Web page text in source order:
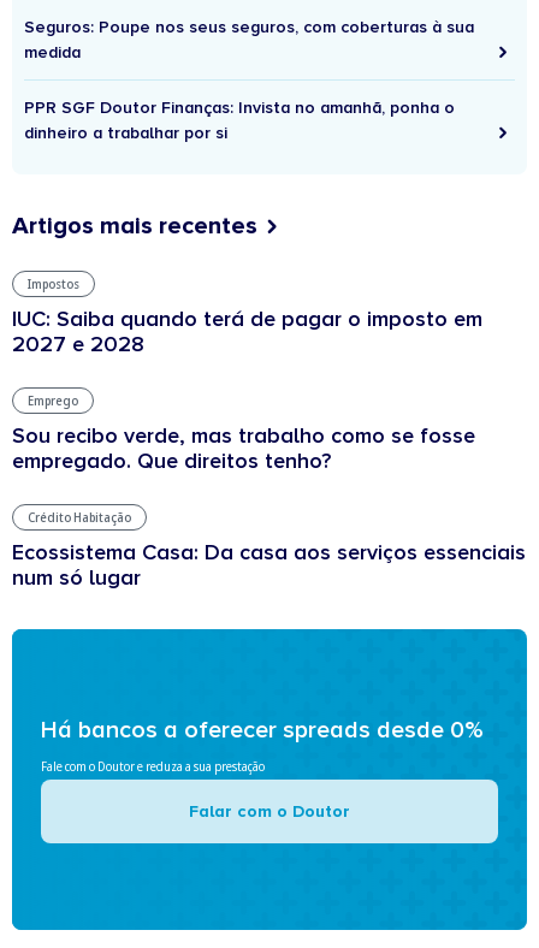
Seguros: Poupe nos seus seguros, com coberturas à sua
medida
PPR SGF Doutor Finanças: Invista no amanhã, ponha o
dinheiro a trabalhar por si
Artigos mais recentes
Impostos
IUC: Saiba quando terá de pagar o imposto em
2027 e 2028
Emprego
Sou recibo verde, mas trabalho como se fosse
empregado. Que direitos tenho?
Crédito Habitação
Ecossistema Casa: Da casa aos serviços essenciais
num só lugar
Há bancos a oferecer spreads desde 0%
Fale com o Doutor e reduza a sua prestação
Falar com o Doutor